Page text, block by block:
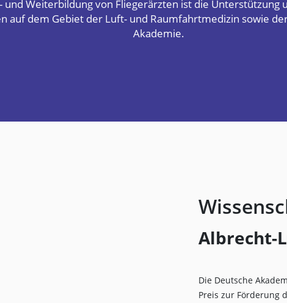
und Weiterbildung von Fliegerärzten ist die Unterstützung
auf dem Gebiet der Luft- und Raumfahrtmedizin sowie
Akademie.
Albrecht-
Die Deutsche
Preis zur Förderung